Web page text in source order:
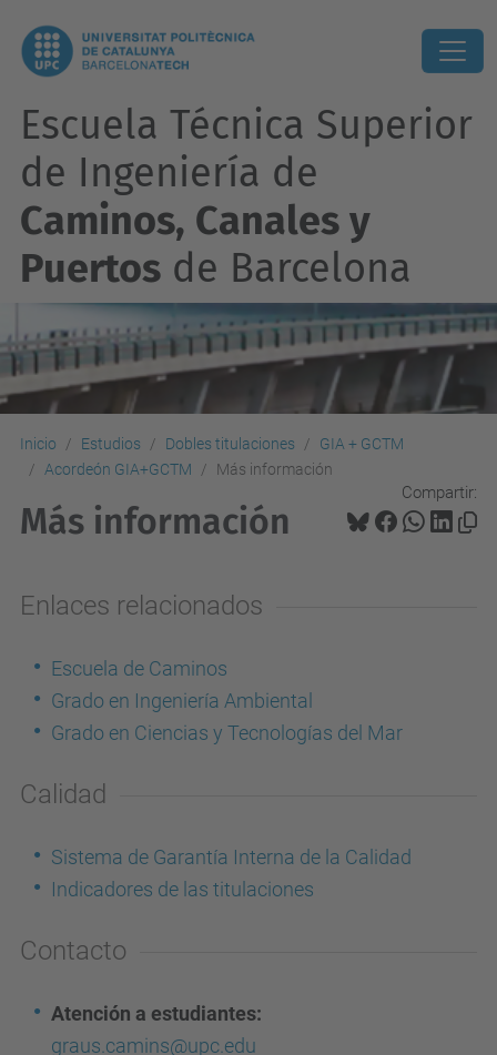
Escuela Técnica Superior
de Ingeniería de
Caminos, Canales y
Puertos de Barcelona
Inicio Estudios Dobles titulaciones
GIA + GCTM
Acordeón GIA+GCTM
Más información
Compartir:
Más información
Enlaces relacionados
Escuela de Caminos
Grado en Ingeniería Ambiental
Grado en Ciencias y Tecnologías del Mar
Calidad
Sistema de Garantía Interna de la Calidad
Indicadores de las titulaciones
Contacto
Atención a estudiantes:
graus.camins@upc.edu